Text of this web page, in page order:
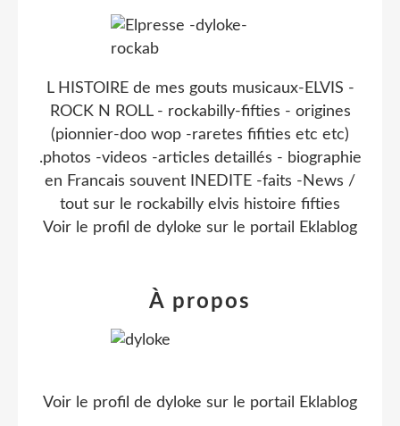
L HISTOIRE de mes gouts musicaux-ELVIS -
ROCK N ROLL - rockabilly-fifties - origines
(pionnier-doo wop -raretes fifities etc etc)
.photos -videos -articles detaillés - biographie
en Francais souvent INEDITE -faits -News /
tout sur le rockabilly elvis histoire fifties
Voir le profil de dyloke sur le portail Eklablog
À propos
Voir le profil de dyloke sur le portail Eklablog